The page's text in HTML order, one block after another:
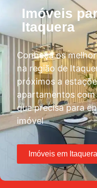
Imóveis
Itaquera
Conheça os
na região de
próximos a
apartamentos
que precisa para
imóvel
Imóveis em Itaquera